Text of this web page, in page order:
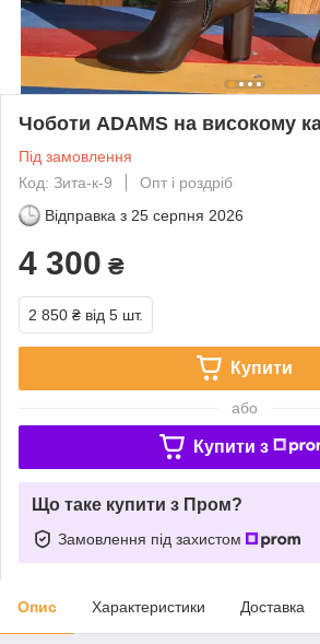
Чоботи ADAMS на високому
Під замовлення
Код: Зита-к-9
Опт і роздріб
Відправка з 25 серпня 2026
4 300 ₴
2 850 ₴ від 5 шт.
Купити
або
Купити з
Що таке купити з Пром?
Замовлення під захистом
Опис Характеристики Доставка